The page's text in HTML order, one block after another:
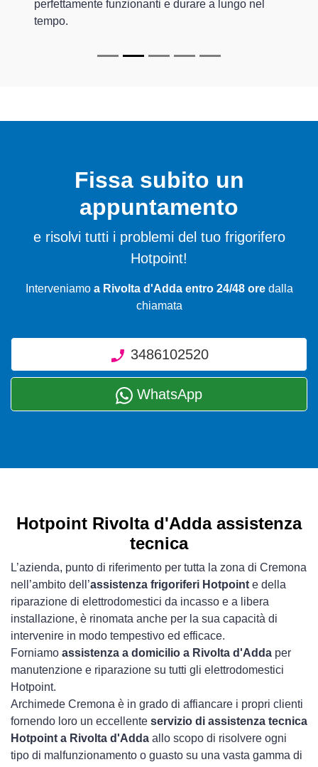
perfettamente funzionanti e durare a lungo nel
tempo.
Fissa subito un
appuntamento
e risolvi tutti i problemi del tuo frigorifero
Hotpoint!
Interveniamo a Rivolta d'Adda entro 24/48 oredalla
chiamata
3486102520
WhatsApp
Hotpoint Rivolta d'Adda assistenza
tecnica
L’azienda, punto di riferimento per tutta la zona di Cremona
nell’ambito dell’assistenza frigoriferi Hotpoint e della
riparazione di elettrodomestici da incasso e a libera
installazione, è rinomata anche per la sua capacità di
intervenire in modo tempestivo ed efficace.
Forniamo assistenza a domicilio a Rivolta d'Adda per
manutenzione e riparazione su tutti gli elettrodomestici
Hotpoint.
Archimede Cremona è in grado di affiancare i propri clienti
fornendo loro un eccellente servizio di assistenza tecnica
Hotpoint a Rivolta d'Adda allo scopo di risolvere ogni
tipo di malfunzionamento o guasto su una vasta gamma di